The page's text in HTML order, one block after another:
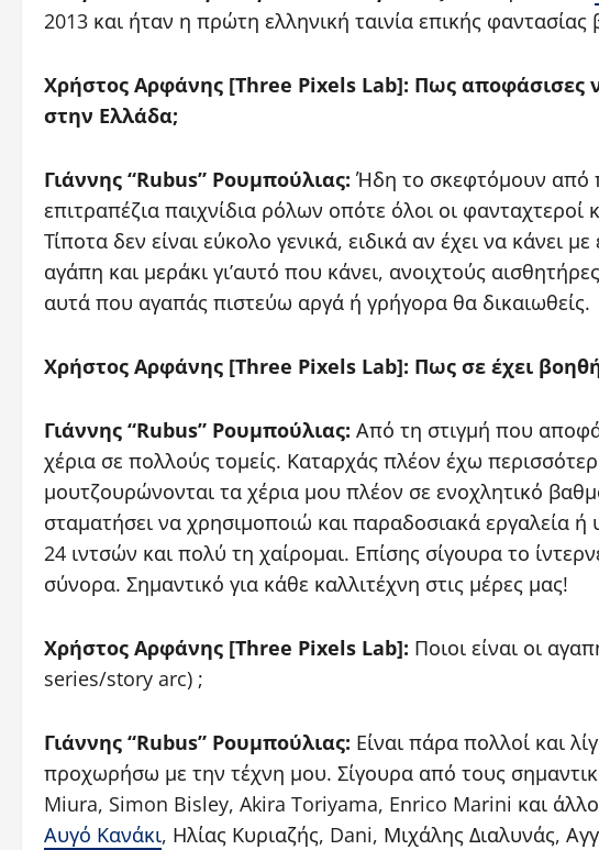
2013 και ήταν η πρώτη ελληνική ταινία επικής φαντασίας
Χρήστος Αρφάνης [Three Pixels Lab]: Πως αποφάσισες
στην Ελλάδα;
Γιάννης “Rubus” Ρουμπούλιας: Ήδη το σκεφτόμουν από
επιτραπέζια παιχνίδια ρόλων οπότε όλοι οι
Τίποτα δεν είναι εύκολο γενικά, ειδικά αν έχει να
αγάπη και μεράκι γι’αυτό που κάνει, ανοιχτούς
αυτά που αγαπάς πιστεύω αργά ή γρήγορα θα δικαιωθείς.
Χρήστος Αρφάνης [Three Pixels Lab]: Πως σε έχει
Γιάννης “Rubus” Ρουμπούλιας: Από τη στιγμή που
χέρια σε πολλούς τομείς. Καταρχάς πλέον έχω
μουτζουρώνονται τα χέρια μου πλέον σε ενοχλητικό
σταματήσει να χρησιμοποιώ και παραδοσιακά εργαλεία
24 ιντσών και πολύ τη χαίρομαι. Επίσης σίγουρα το
σύνορα. Σημαντικό για κάθε καλλιτέχνη στις μέρες μας!
Χρήστος Αρφάνης [Three Pixels Lab]: Ποιοι είναι οι
series/story arc) ;
Γιάννης “Rubus” Ρουμπούλιας: Είναι πάρα πολλοί και
προχωρήσω με την τέχνη μου. Σίγουρα από τους
Miura, Simon Bisley, Akira Toriyama, Enrico Marini και
Αυγό Κανάκι, Ηλίας Κυριαζής, Dani, Μιχάλης Διαλυνάς,